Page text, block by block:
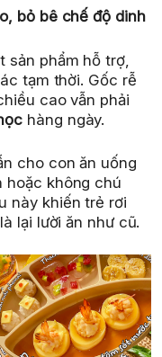
bỏ bê chế độ dinh
sản phẩm hỗ trợ,
tạm thời. Gốc rễ
cao vẫn phải
hàng ngày.
cho con ăn uống
hoặc không chú
này khiến trẻ rơi
lại lười ăn như cũ.